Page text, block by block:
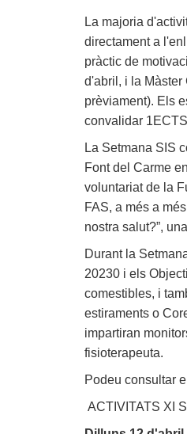
La majoria
directament a
pràctic de
d'abril, i la Màster
prèviament). Els
convalidar
La Setmana SIS
Font del Carme
voluntariat de la
FAS, a més a
nostra salut?”,
Durant la
20230 i els
comestibles, i
estiraments o
impartiran
fisioterapeuta.
Podeu consultar
ACTIVITATS XI